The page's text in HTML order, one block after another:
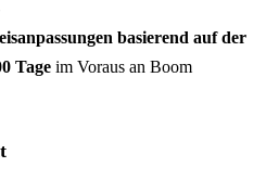
basierend auf der
Tageim Voraus an Boom